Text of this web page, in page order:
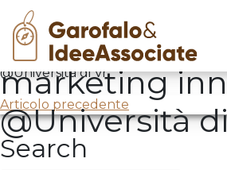
Skip
content
Corso di
marketing
@Università
Corso di creatività e
@Università di Vr
Navigazione
articoli
Articolo precedente
Search